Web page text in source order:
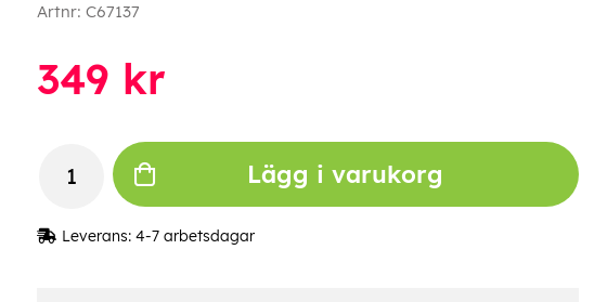
Artnr: C67137
349 kr
Lägg i varukorg
Leverans: 4-7 arbetsdagar